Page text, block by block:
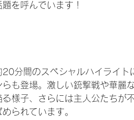
を呼んでいます！
20分間のスペシャルハイライ
らも登場。激しい銃撃戦や華麗
様子、さらには主人公たちが
られています。